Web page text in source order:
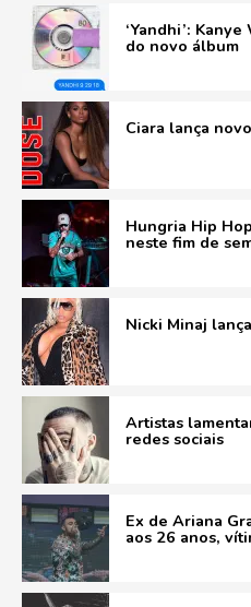
‘Yandhi’:
do novo álbum
Ciara lança
Hungria Hip
neste fim de
Nicki Minaj
Artistas
redes sociais
Ex de Ariana
aos 26 anos,